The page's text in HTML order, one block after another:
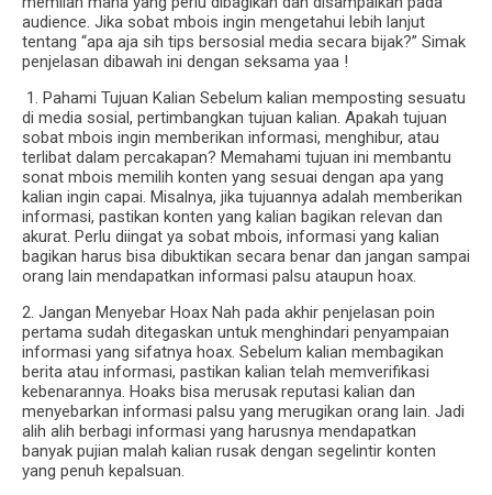
audience. Jika sobat mbois ingin mengetahui lebih lanjut
tentang “apa aja sih tips bersosial media secara bijak?” Simak
penjelasan dibawah ini dengan seksama yaa !
1. Pahami Tujuan Kalian Sebelum kalian memposting sesuatu
di media sosial, pertimbangkan tujuan kalian. Apakah tujuan
sobat mbois ingin memberikan informasi, menghibur, atau
terlibat dalam percakapan? Memahami tujuan ini membantu
sonat mbois memilih konten yang sesuai dengan apa yang
kalian ingin capai. Misalnya, jika tujuannya adalah memberikan
informasi, pastikan konten yang kalian bagikan relevan dan
akurat. Perlu diingat ya sobat mbois, informasi yang kalian
bagikan harus bisa dibuktikan secara benar dan jangan sampai
orang lain mendapatkan informasi palsu ataupun hoax.
2. Jangan Menyebar Hoax Nah pada akhir penjelasan poin
pertama sudah ditegaskan untuk menghindari penyampaian
informasi yang sifatnya hoax. Sebelum kalian membagikan
berita atau informasi, pastikan kalian telah memverifikasi
kebenarannya. Hoaks bisa merusak reputasi kalian dan
menyebarkan informasi palsu yang merugikan orang lain. Jadi
alih alih berbagi informasi yang harusnya mendapatkan
banyak pujian malah kalian rusak dengan segelintir konten
yang penuh kepalsuan.